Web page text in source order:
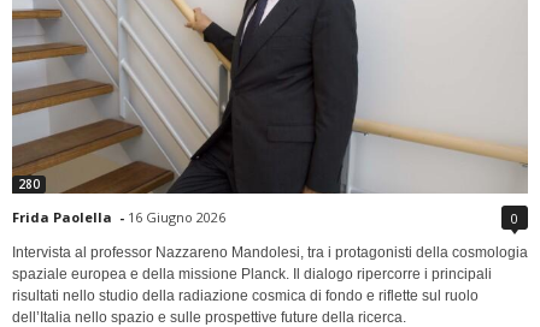
280
Frida Paolella - 16 Giugno 2026 0
Intervista al professor Nazzareno Mandolesi, tra i protagonisti della cosmologia
spaziale europea e della missione Planck. Il dialogo ripercorre i principali
risultati nello studio della radiazione cosmica di fondo e riflette sul ruolo
dell’Italia nello spazio e sulle prospettive future della ricerca.